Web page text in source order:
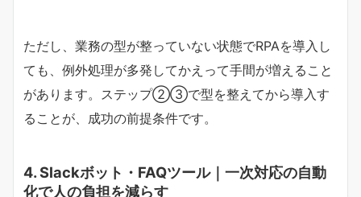
ただし、業務の型が整っていない状態でRPAを導入し
ても、例外処理が多発してかえって手間が増えること
があります。ステップ②③で型を整えてから導入す
ることが、成功の前提条件です。
4. Slackボット・FAQツール｜一次対応の自動
化で人の負担を減らす